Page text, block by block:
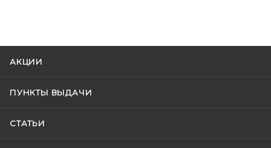
АКЦИИ
ПУНКТЫ ВЫДАЧИ
СТАТЬИ